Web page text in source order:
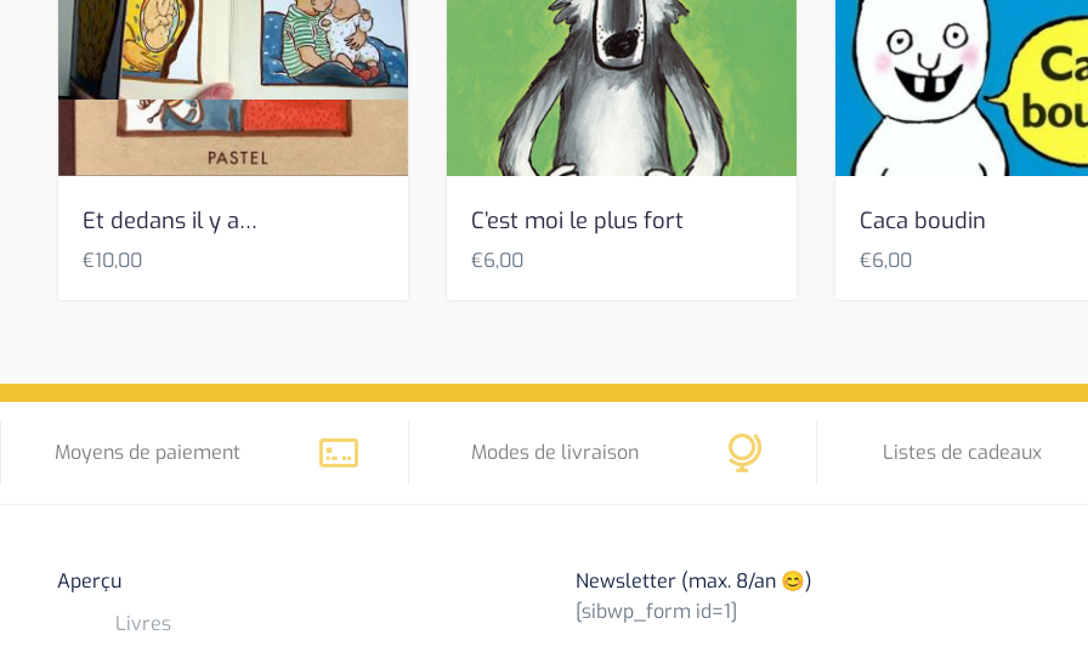
Et dedans il y a…
€10,00
C’est moi le plus fort
€6,00
Caca boudin
€6,00
Moyens de paiement Modes de livraison Listes de cadeaux
Aperçu
Livres
Newsletter (max. 8/an 😊)
[sibwp_form id=1]